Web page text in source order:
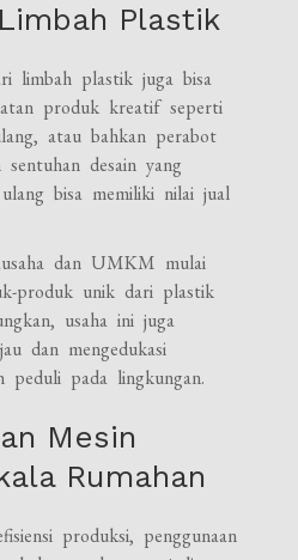
Plastik
limbah plastik juga bisa
produk kreatif seperti
atau bahkan perabot
desain yang
bisa memiliki nilai jual
dan UMKM mulai
produk unik dari plastik
usaha ini juga
dan mengedukasi
peduli pada lingkungan.
Mesin
Rumahan
produksi, penggunaan